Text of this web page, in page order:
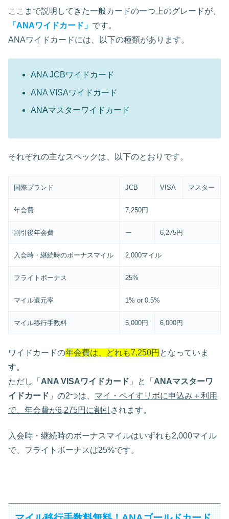
ここまで説明してきた一般カードの一つ上のグレードが、
「 ANAワイドカード 」 です。
ANAワイドカードには、以下の種類があります。
ANA JCBワイドカード
ANA VISAワイドカード
ANAマスターワイドカード
それぞれの主なスペックは、以下のとおりです。
国際ブランド JCB VISA マスター
年会費 7,250円
割引後年会費 ー 6,275円
入会時・継続時のボーナスマイル 2,000マイル
フライトボーナス 25%
マイル還元率 1% or 0.5%
マイル移行手数料 5,000円 6,000円
ワイドカードの年会費は、どれも7,250円 となっていま
す。
ただし「 ANA VISAワイドカード 」と「 ANAマスターワ
イドカード 」の2つは、 マイ・ペイすリボに申込み＋利用
で、年会費が6,275円に割引 されます。
入会時・継続時のボーナスマイルはいずれも2,000マイル
で、フライトボーナスは25%です。